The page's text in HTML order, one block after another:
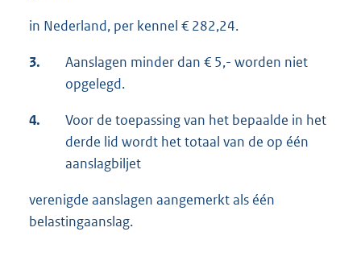
in Nederland, per kennel € 282,24.
3.
Aanslagen minder dan € 5,- worden niet
opgelegd.
4.
Voor de toepassing van het bepaalde in het
derde lid wordt het totaal van de op één
aanslagbiljet
verenigde aanslagen aangemerkt als één
belastingaanslag.